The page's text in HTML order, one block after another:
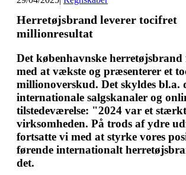
Herretøjsbrand leverer tocifret
millionresultat
Det københavnske
med at vækste og præsenterer et
millionoverskud. Det skyldes bl.a.
internationale salgskanaler og
tilstedeværelse: "2024 var et
virksomheden. På trods af ydre
fortsatte vi med at styrke vores
førende internationalt
det.